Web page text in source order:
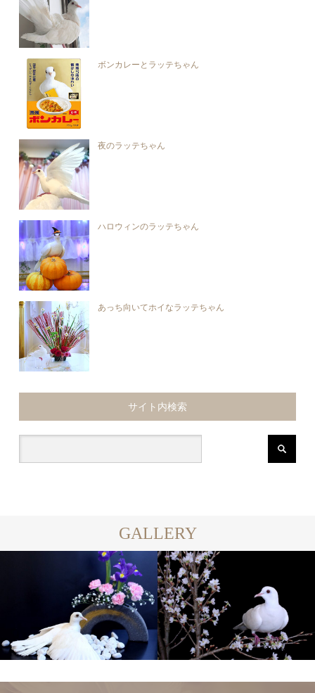
ボンカレーとラッテちゃん
夜のラッテちゃん
ハロウィンのラッテちゃん
あっち向いてホイなラッテちゃん
サイト内検索
GALLERY